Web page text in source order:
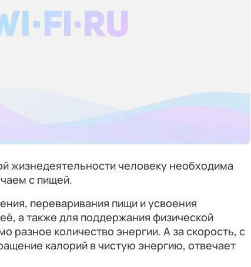
жизнедеятельности человеку необходима
с пищей.
переваривания пищи и усвоения
а также для поддержания физической
разное количество энергии. А за скорость, с
калорий в чистую энергию, отвечает